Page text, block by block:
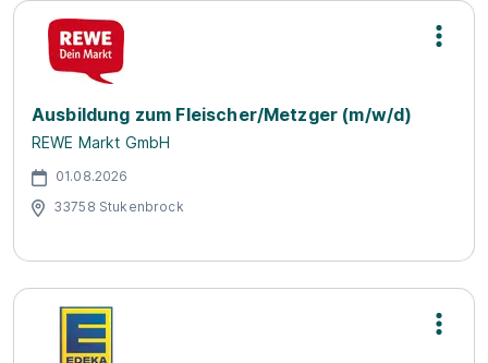
Ausbildung zum Fleischer/Metzger (m/w/d)
REWE Markt GmbH
01.08.2026
33758 Stukenbrock